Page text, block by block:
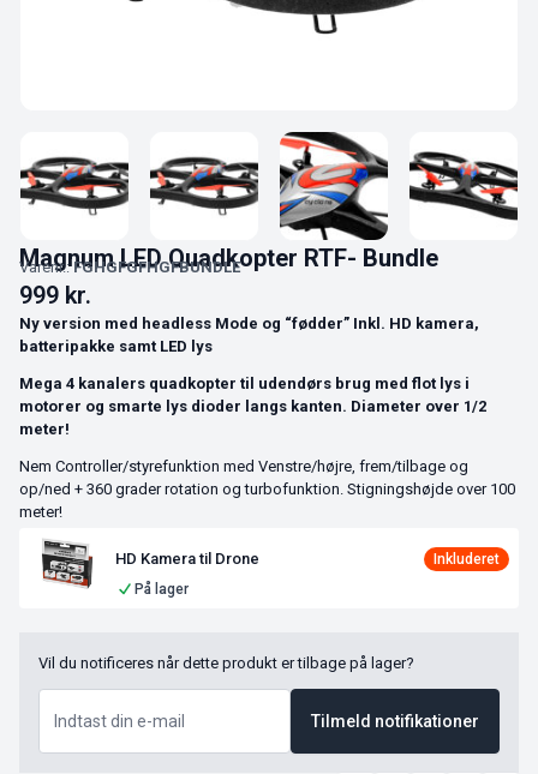
Magnum LED Quadkopter RTF- Bundle
Varenr.:FGHGFGFHGFBUNDLE
999 kr.
Ny version med headless Mode og “fødder” Inkl. HD kamera,
batteripakke samt LED lys
Mega 4 kanalers quadkopter til udendørs brug med flot lys i
motorer og smarte lys dioder langs kanten. Diameter over 1/2
meter!
Nem Controller/styrefunktion med Venstre/højre, frem/tilbage og
op/ned + 360 grader rotation og turbofunktion. Stigningshøjde over 100
meter!
HD Kamera til Drone
På lager
Vil du notificeres når dette produkt er tilbage på lager?
Tilmeld notifikationer